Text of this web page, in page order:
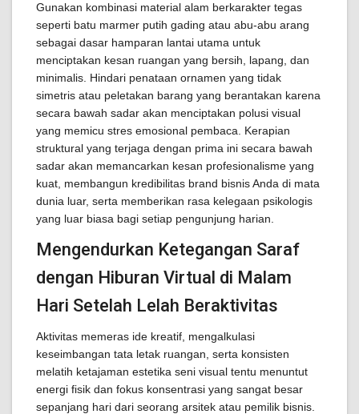
Gunakan kombinasi material alam berkarakter tegas
seperti batu marmer putih gading atau abu-abu arang
sebagai dasar hamparan lantai utama untuk
menciptakan kesan ruangan yang bersih, lapang, dan
minimalis. Hindari penataan ornamen yang tidak
simetris atau peletakan barang yang berantakan karena
secara bawah sadar akan menciptakan polusi visual
yang memicu stres emosional pembaca. Kerapian
struktural yang terjaga dengan prima ini secara bawah
sadar akan memancarkan kesan profesionalisme yang
kuat, membangun kredibilitas brand bisnis Anda di mata
dunia luar, serta memberikan rasa kelegaan psikologis
yang luar biasa bagi setiap pengunjung harian.
Mengendurkan Ketegangan Saraf
dengan Hiburan Virtual di Malam
Hari Setelah Lelah Beraktivitas
Aktivitas memeras ide kreatif, mengalkulasi
keseimbangan tata letak ruangan, serta konsisten
melatih ketajaman estetika seni visual tentu menuntut
energi fisik dan fokus konsentrasi yang sangat besar
sepanjang hari dari seorang arsitek atau pemilik bisnis.